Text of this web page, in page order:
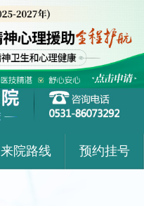
来院路线 预约挂号